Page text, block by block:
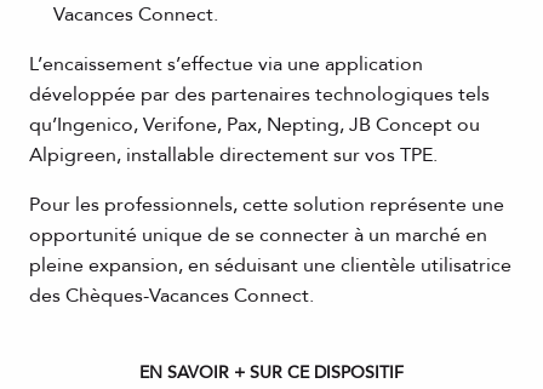
Vacances Connect.
L’encaissement s’effectue via une application
développée par des partenaires technologiques tels
qu’Ingenico, Verifone, Pax, Nepting, JB Concept ou
Alpigreen, installable directement sur vos TPE.
Pour les professionnels, cette solution représente une
opportunité unique de se connecter à un marché en
pleine expansion, en séduisant une clientèle utilisatrice
des Chèques-Vacances Connect.
EN SAVOIR + SUR CE DISPOSITIF